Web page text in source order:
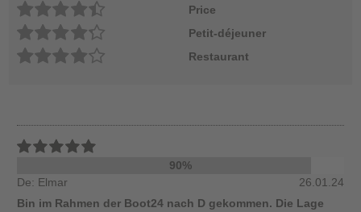
Price
Petit-déjeuner
Restaurant
90%
De: Elmar
26.01.24
Bin im Rahmen der Boot24 nach D gekommen. Die Lage